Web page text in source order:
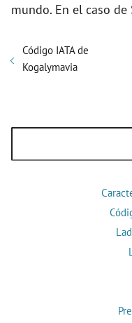
mundo. En el caso de
Código IATA de
Kogalymavia